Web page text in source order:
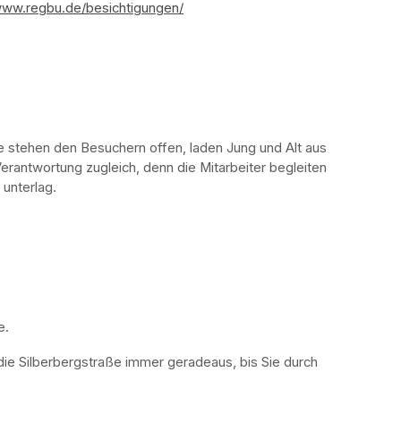
besichtigungen/
den Besuchern offen, laden Jung und Alt aus
zugleich, denn die Mitarbeiter begleiten
Silberbergstraße immer geradeaus, bis Sie durch